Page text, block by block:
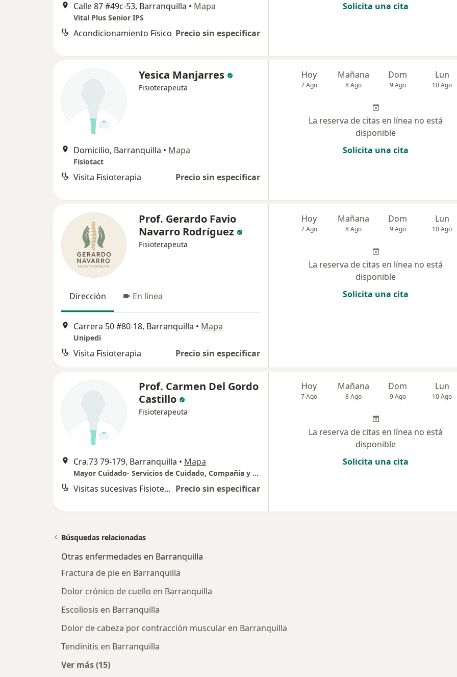
Calle 87 #49c-53, Barranquilla • Mapa
Vital Plus Senior IPS
Acondicionamiento Físico Precio sin especificar
Solicita una cita
Yesica Manjarres
Fisioterapeuta
Domicilio, Barranquilla • Mapa
Fisiotact
Visita Fisioterapia Precio sin especificar
Hoy
7 Ago
Mañana
8 Ago
Dom
9 Ago
Lun
10 Ago
La reserva de citas en línea no está
disponible
Solicita una cita
Prof. Gerardo Favio
Navarro Rodríguez
Fisioterapeuta
Dirección En línea
Carrera 50 #80-18, Barranquilla • Mapa
Unipedi
Visita Fisioterapia Precio sin especificar
Hoy
7 Ago
Mañana
8 Ago
Dom
9 Ago
Lun
10 Ago
La reserva de citas en línea no está
disponible
Solicita una cita
Prof. Carmen Del Gordo
Castillo
Fisioterapeuta
Cra.73 79-179, Barranquilla • Mapa
Mayor Cuidado- Servicios de Cuidado, Compañía y Estimulación Para Adultos Mayores
Visitas sucesivas Fisioterapia Precio sin especificar
Hoy
7 Ago
Mañana
8 Ago
Dom
9 Ago
Lun
10 Ago
La reserva de citas en línea no está
disponible
Solicita una cita
Búsquedas relacionadas
Otras enfermedades en Barranquilla
Fractura de pie en Barranquilla
Dolor crónico de cuello en Barranquilla
Escoliosis en Barranquilla
Dolor de cabeza por contracción muscular en Barranquilla
Tendinitis en Barranquilla
Ver más (15)